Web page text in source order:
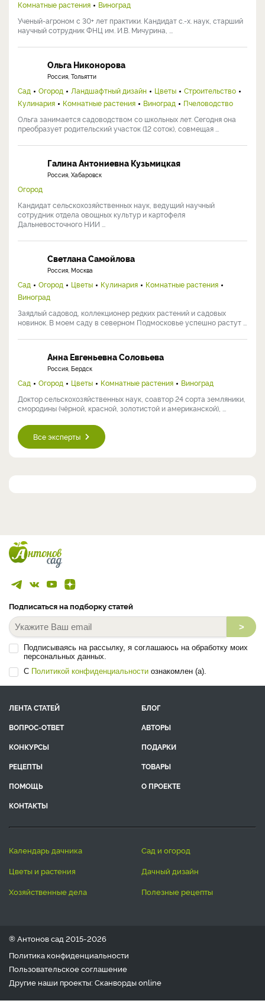
Комнатные растения
Виноград
Ученый-агроном с 30+ лет практики. Кандидат с.-х. наук, старший
научный сотрудник ФНЦ им. И.В. Мичурина, ...
Ольга Никонорова
Россия, Тольятти
Сад Огород Ландшафтный дизайн Цветы
Строительство
Кулинария
Комнатные растения Виноград
Пчеловодство
Ольга занимается садоводством со школьных лет. Сегодня она
преобразует родительский участок (12 соток), совмещая ...
Галина Антониевна Кузьмицкая
Россия, Хабаровск
Огород
Кандидат сельскохозяйственных наук, ведущий научный
сотрудник отдела овощных культур и картофеля
Дальневосточного НИИ ...
Светлана Самойлова
Россия, Москва
Сад Огород Цветы Кулинария
Комнатные растения
Виноград
Заядлый садовод, коллекционер редких растений и садовых
новинок. В моем саду в северном Подмосковье успешно растут ...
Анна Евгеньевна Соловьева
Россия, Бердск
Сад Огород Цветы Комнатные растения
Виноград
Доктор сельскохозяйственных наук, соавтор 24 сорта земляники,
смородины (чёрной, красной, золотистой и американской), ...
Все эксперты
Подписаться на подборку статей
>
Подписываясь на рассылку, я соглашаюсь на обработку моих
персональных данных.
С Политикой конфиденциальности ознакомлен (а).
ЛЕНТА СТАТЕЙ
БЛОГ
ВОПРОС-ОТВЕТ
АВТОРЫ
КОНКУРСЫ
ПОДАРКИ
РЕЦЕПТЫ
ТОВАРЫ
ПОМОЩЬ
О ПРОЕКТЕ
КОНТАКТЫ
календарь дачника
сад и огород
цветы и растения
дачный дизайн
хозяйственные дела
полезные рецепты
® Антонов сад 2015-2026
Политика конфиденциальности
Пользовательское соглашение
Другие наши проекты: Сканвордыonline